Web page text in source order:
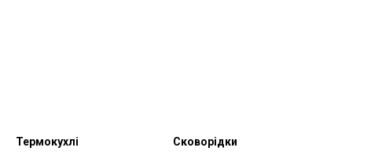
Термокухлі Сковорідки